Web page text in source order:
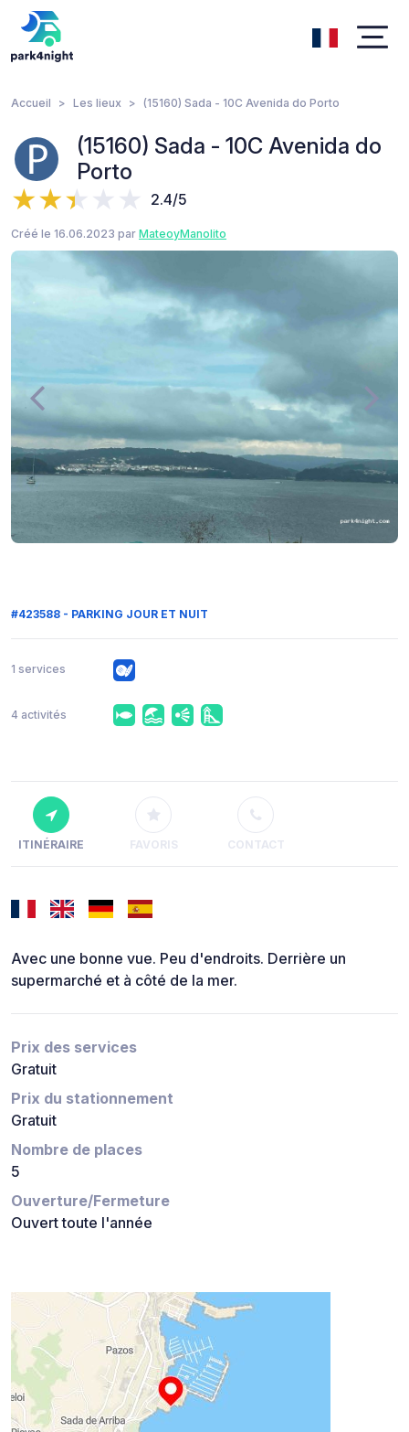
Accueil Les lieux (15160) Sada - 10C Avenida do Porto
(15160) Sada - 10C Avenida do
Porto
2.4/5
Créé le 16.06.2023 par MateoyManolito
#423588 - PARKING JOUR ET NUIT
1 services
4 activités
ITINÉRAIRE FAVORIS CONTACT
Avec une bonne vue. Peu d'endroits. Derrière un
supermarché et à côté de la mer.
Prix des services
Gratuit
Prix du stationnement
Gratuit
Nombre de places
5
Ouverture/Fermeture
Ouvert toute l'année